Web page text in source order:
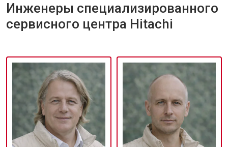
Инженеры специализированного
сервисного центра Hitachi